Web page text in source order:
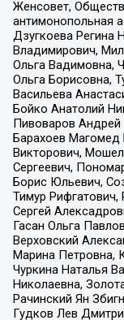
Женсовет,
антимонопольная
Дзугкоева Регина
Владимирович,
Ольга Вадимовна,
Ольга Борисовна,
Васильева
Бойко Анатолий
Пивоваров Андрей
Барахоев Магомед
Викторович,
Сергеевич,
Борис Юльевич,
Тимур
Сергей
Гасан Ольга
Верховский
Марина Петровна,
Чуркина Наталья
Николаевна,
Рачинский Ян
Гудков Лев